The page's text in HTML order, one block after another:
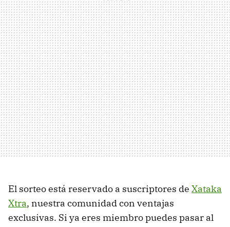
El sorteo está reservado a suscriptores de Xataka
Xtra, nuestra comunidad con ventajas
exclusivas. Si ya eres miembro puedes pasar al